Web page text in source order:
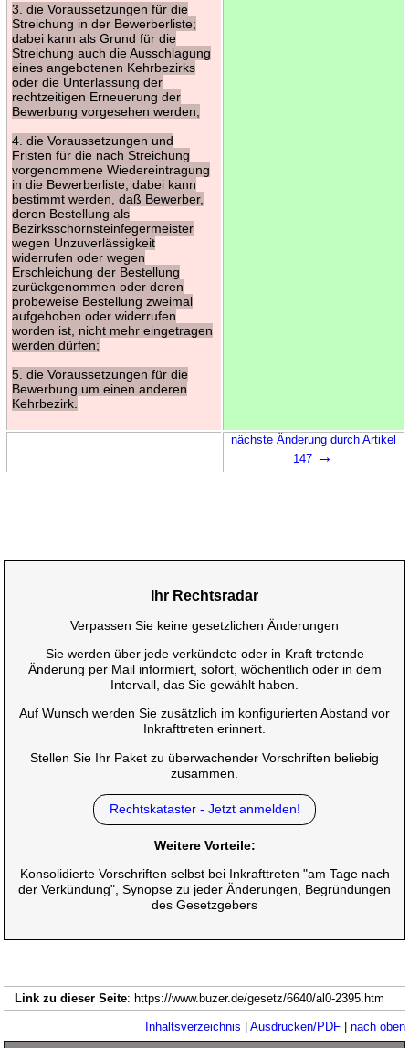
3. die Voraussetzungen für die
Streichung in der Bewerberliste;
dabei kann als Grund für die
Streichung auch die Ausschlagung
eines angebotenen Kehrbezirks
oder die Unterlassung der
rechtzeitigen Erneuerung der
Bewerbung vorgesehen werden;
4. die Voraussetzungen und
Fristen für die nach Streichung
vorgenommene Wiedereintragung
in die Bewerberliste; dabei kann
bestimmt werden, daß Bewerber,
deren Bestellung als
Bezirksschornsteinfegermeister
wegen Unzuverlässigkeit
widerrufen oder wegen
Erschleichung der Bestellung
zurückgenommen oder deren
probeweise Bestellung zweimal
aufgehoben oder widerrufen
worden ist, nicht mehr eingetragen
werden dürfen;
5. die Voraussetzungen für die
Bewerbung um einen anderen
Kehrbezirk.
nächste Änderung durch Artikel
147 →
Ihr Rechtsradar
Verpassen Sie keine gesetzlichen Änderungen
Sie werden über jede verkündete oder in Kraft tretende
Änderung per Mail informiert, sofort, wöchentlich oder in dem
Intervall, das Sie gewählt haben.
Auf Wunsch werden Sie zusätzlich im konfigurierten Abstand vor
Inkrafttreten erinnert.
Stellen Sie Ihr Paket zu überwachender Vorschriften beliebig
zusammen.
Rechtskataster - Jetzt anmelden!
Weitere Vorteile:
Konsolidierte Vorschriften selbst bei Inkrafttreten "am Tage nach
der Verkündung", Synopse zu jeder Änderungen, Begründungen
des Gesetzgebers
Link zu dieser Seite: https://www.buzer.de/gesetz/6640/al0-2395.htm
Inhaltsverzeichnis Ausdrucken/PDF| nach oben